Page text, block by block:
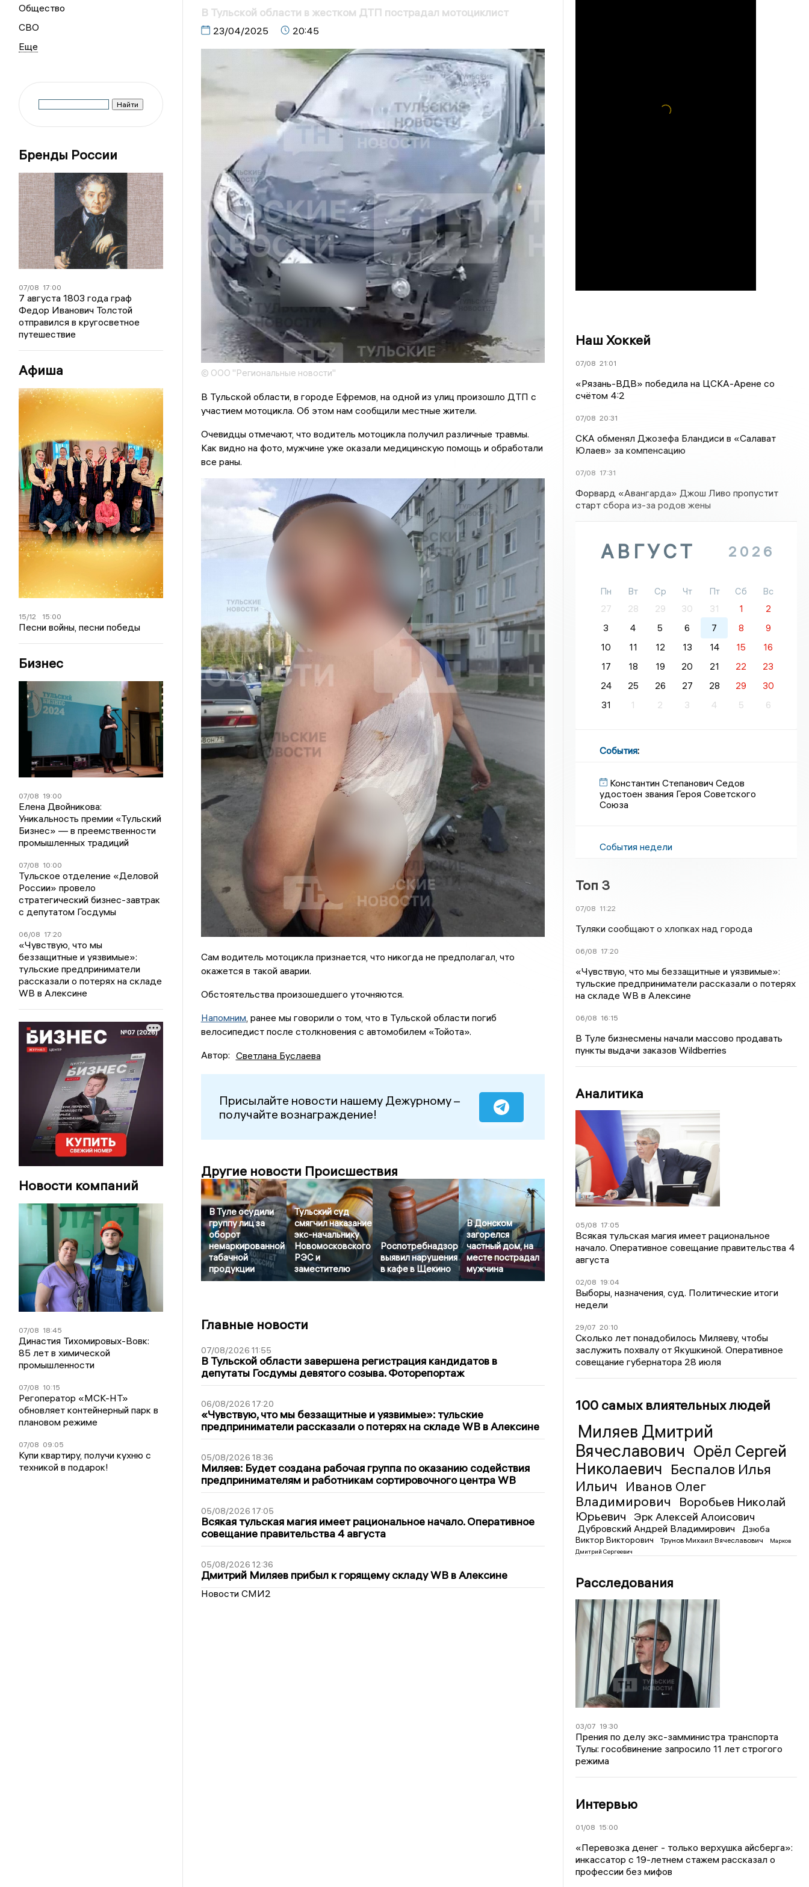
Общество
СВО
Бренды России
07/08 17:00
7 августа 1803 года граф
Федор Иванович Толстой
отправился в кругосветное
путешествие
Афиша
15/12 15:00
Песни войны, песни победы
Бизнес
07/08 19:00
Елена Двойникова:
Уникальность премии «Тульский
Бизнес» — в преемственности
промышленных традиций
07/08 10:00
Тульское отделение «Деловой
России» провело
стратегический бизнес-завтрак
с депутатом Госдумы
06/08 17:20
«Чувствую, что мы
беззащитные и уязвимые»:
тульские предприниматели
рассказали о потерях на складе
WB в Алексине
Новости компаний
07/08 18:45
Династия Тихомировых-Вовк:
85 лет в химической
промышленности
07/08 10:15
Регоператор «МСК-НТ»
обновляет контейнерный парк в
плановом режиме
07/08 09:05
Купи квартиру, получи кухню с
техникой в подарок!
В Тульской области в жестком ДТП пострадал мотоциклист
23/04/2025 20:45
© ООО "Региональные новости"
В Тульской области, в городе Ефремов, на одной из улиц произошло ДТП с
участием мотоцикла. Об этом нам сообщили местные жители.
Очевидцы отмечают, что водитель мотоцикла получил различные травмы.
Как видно на фото, мужчине уже оказали медицинскую помощь и обработали
все раны.
Сам водитель мотоцикла признается, что никогда не предполагал, что
окажется в такой аварии.
Обстоятельства произошедшего уточняются.
Напомним, ранее мы говорили о том, что в Тульской области погиб
велосипедист после столкновения с автомобилем «Тойота».
Автор: Светлана Буслаева
Присылайте новости нашему Дежурному –
получайте вознаграждение!
Другие новости Происшествия
В Туле осудили
группу лиц за
оборот
немаркированной
табачной
продукции
Тульский суд
смягчил наказание
экс-начальнику
Новомосковского
РЭС и
заместителю
Роспотребнадзор
выявил нарушения
в кафе в Щекино
В Донском
загорелся
частный дом, на
месте пострадал
мужчина
Главные новости
07/08/2026 11:55
В Тульской области завершена регистрация кандидатов в
депутаты Госдумы девятого созыва. Фоторепортаж
06/08/2026 17:20
«Чувствую, что мы беззащитные и уязвимые»: тульские
предприниматели рассказали о потерях на складе WB в Алексине
05/08/2026 18:36
Миляев: Будет создана рабочая группа по оказанию содействия
предпринимателям и работникам сортировочного центра WB
05/08/2026 17:05
Всякая тульская магия имеет рациональное начало. Оперативное
совещание правительства 4 августа
05/08/2026 12:36
Дмитрий Миляев прибыл к горящему складу WB в Алексине
Новости СМИ2
Наш Хоккей
07/08 21:01
«Рязань-ВДВ» победила на ЦСКА-Арене со
счётом 4:2
07/08 20:31
СКА обменял Джозефа Бландиси в «Салават
Юлаев» за компенсацию
07/08 17:31
Форвард «Авангарда» Джош Ливо пропустит
старт сбора из-за родов жены
АВГУСТ 2026
Пн Вт Ср Чт Пт Сб
Вс
27
28 29 30 31 1
2
3
4 5 6 7 8
9
10
11 12 13 14 15
16
17
18 19 20 21 22
23
24
25 26 27 28 29
30
31
1 2 3 4 5 6
События:
Константин Степанович Седов
удостоен звания Героя Советского
Союза
События недели
Топ 3
07/08 11:22
Туляки сообщают о хлопках над города
06/08 17:20
«Чувствую, что мы беззащитные и уязвимые»:
тульские предприниматели рассказали о потерях
на складе WB в Алексине
06/08 16:15
В Туле бизнесмены начали массово продавать
пункты выдачи заказов Wildberries
Аналитика
05/08 17:05
Всякая тульская магия имеет рациональное
начало. Оперативное совещание правительства 4
августа
02/08 19:04
Выборы, назначения, суд. Политические итоги
недели
29/07 20:10
Сколько лет понадобилось Миляеву, чтобы
заслужить похвалу от Якушкиной. Оперативное
совещание губернатора 28 июля
100 самых влиятельных людей
Миляев Дмитрий
Вячеславович Орёл Сергей
Николаевич Беспалов Илья
Ильич
Иванов Олег
Владимирович
Воробьев Николай
Юрьевич
Эрк Алексей Алоисович
Дубровский Андрей Владимирович
Дзюба
Виктор Викторович
Трунов Михаил Вячеславович
Марков
Дмитрий Сергеевич
Расследования
03/07 19:30
Прения по делу экс-замминистра транспорта
Тулы: гособвинение запросило 11 лет строгого
режима
Интервью
01/08 15:00
«Перевозка денег - только верхушка айсберга»:
инкассатор с 19-летнем стажем рассказал о
профессии без мифов